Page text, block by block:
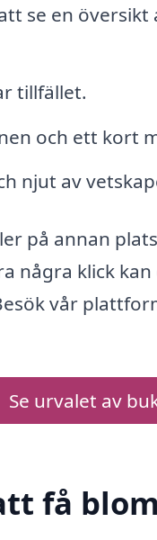
se en
tillfället.
och ett kort
njut av
på annan
några klick
vår
Se urvalet av
få